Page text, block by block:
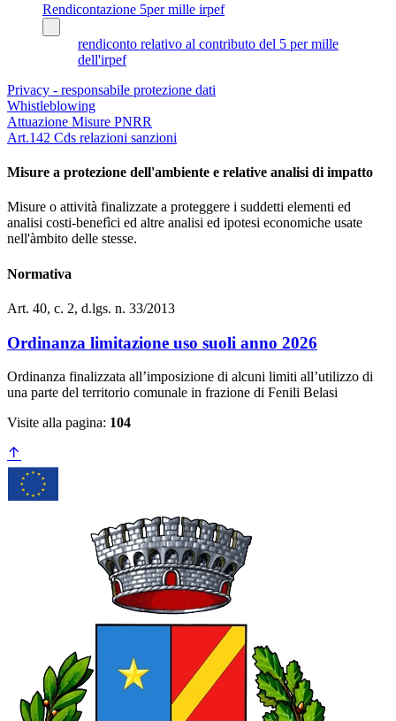
Rendicontazione 5per mille irpef
rendiconto relativo al contributo del 5 per mille
dell'irpef
Privacy - responsabile protezione dati
Whistleblowing
Attuazione Misure PNRR
Art.142 Cds relazioni sanzioni
Misure a protezione dell'ambiente e relative analisi di impatto
Misure o attività finalizzate a proteggere i suddetti elementi ed
analisi costi-benefìci ed altre analisi ed ipotesi economiche usate
nell'àmbito delle stesse.
Normativa
Art. 40, c. 2, d.lgs. n. 33/2013
Ordinanza limitazione uso suoli anno 2026
Ordinanza finalizzata all’imposizione di alcuni limiti all’utilizzo di
una parte del territorio comunale in frazione di Fenili Belasi
Visite alla pagina: 104